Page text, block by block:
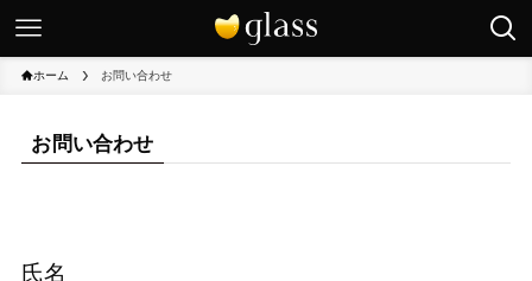
ホーム お問い合わせ
お問い合わせ
氏名